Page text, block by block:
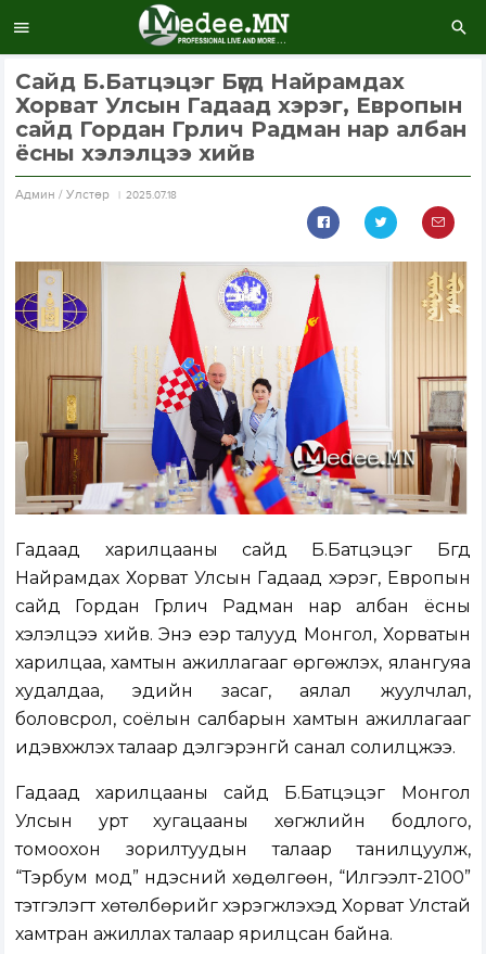
Сайд Б.Батцэцэг Бүгд Найрамдах
Хорват Улсын Гадаад хэрэг, Европын
сайд Гордан Грлич Радман нар албан
ёсны хэлэлцээ хийв
Aдмин / Улстөр 2025.07.18
Гадаад харилцааны сайд Б.Батцэцэг Бүгд
Найрамдах Хорват Улсын Гадаад хэрэг, Европын
сайд Гордан Грлич Радман нар албан ёсны
хэлэлцээ хийв. Энэ үеэр талууд Монгол, Хорватын
харилцаа, хамтын ажиллагааг өргөжүүлэх, ялангуяа
худалдаа, эдийн засаг, аялал жуулчлал,
боловсрол, соёлын салбарын хамтын ажиллагааг
идэвхжүүлэх талаар дэлгэрэнгүй санал солилцжээ.
Гадаад харилцааны сайд Б.Батцэцэг Монгол
Улсын урт хугацааны хөгжлийн бодлого,
томоохон зорилтуудын талаар танилцуулж,
“Тэрбум мод” үндэсний хөдөлгөөн, “Илгээлт-2100”
тэтгэлэгт хөтөлбөрийг хэрэгжүүлэхэд Хорват Улстай
хамтран ажиллах талаар ярилцсан байна.